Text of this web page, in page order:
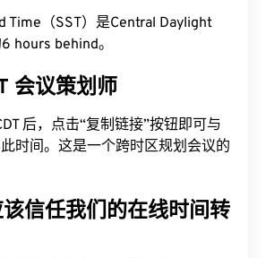
Time（SST）是Central Daylight
hours behind。
会议策划师
后，点击“复制链接”按钮即可与
时间。这是一个跨时区规划会议的
信任我们的在线时间转